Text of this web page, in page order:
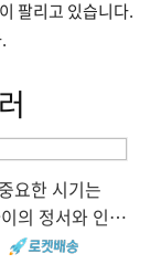
팔리고 있습니다.
요한 시기는
의 정서와 인지
결정적 시기,